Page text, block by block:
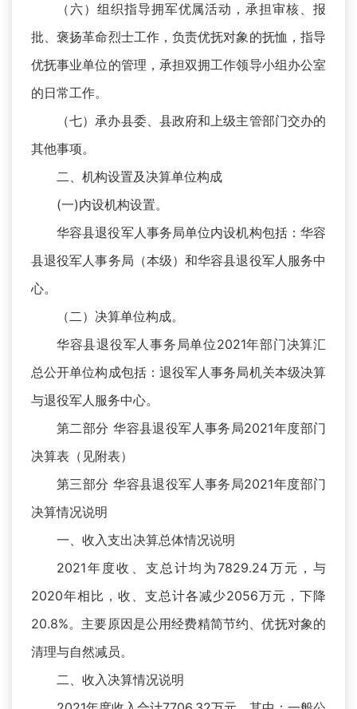
（六）组织指导拥军优属活动，承担审核、报
批、褒扬革命烈士工作，负责优抚对象的抚恤，指导
优抚事业单位的管理，承担双拥工作领导小组办公室
的日常工作。
（七）承办县委、县政府和上级主管部门交办的
其他事项。
二、机构设置及决算单位构成
(一)内设机构设置。
华容县退役军人事务局单位内设机构包括：华容
县退役军人事务局（本级）和华容县退役军人服务中
心。
（二）决算单位构成。
华容县退役军人事务局单位2021年部门决算汇
总公开单位构成包括：退役军人事务局机关本级决算
与退役军人服务中心。
第二部分 华容县退役军人事务局2021年度部门
决算表（见附表）
第三部分 华容县退役军人事务局2021年度部门
决算情况说明
一、收入支出决算总体情况说明
2021年度收、支总计均为7829.24万元，与
2020年相比，收、支总计各减少2056万元，下降
20.8%。主要原因是公用经费精简节约、优抚对象的
清理与自然减员。
二、收入决算情况说明